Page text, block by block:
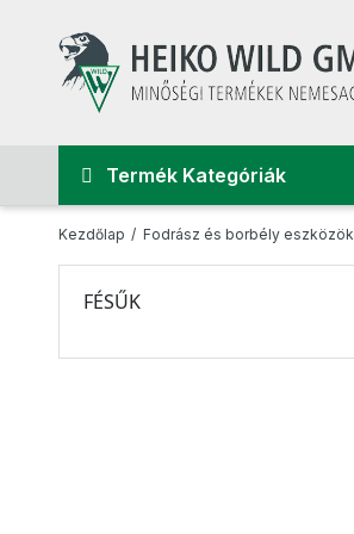
Termék Kategóriák
Kezdőlap Fodrász és borbély eszközök
FÉSŰK